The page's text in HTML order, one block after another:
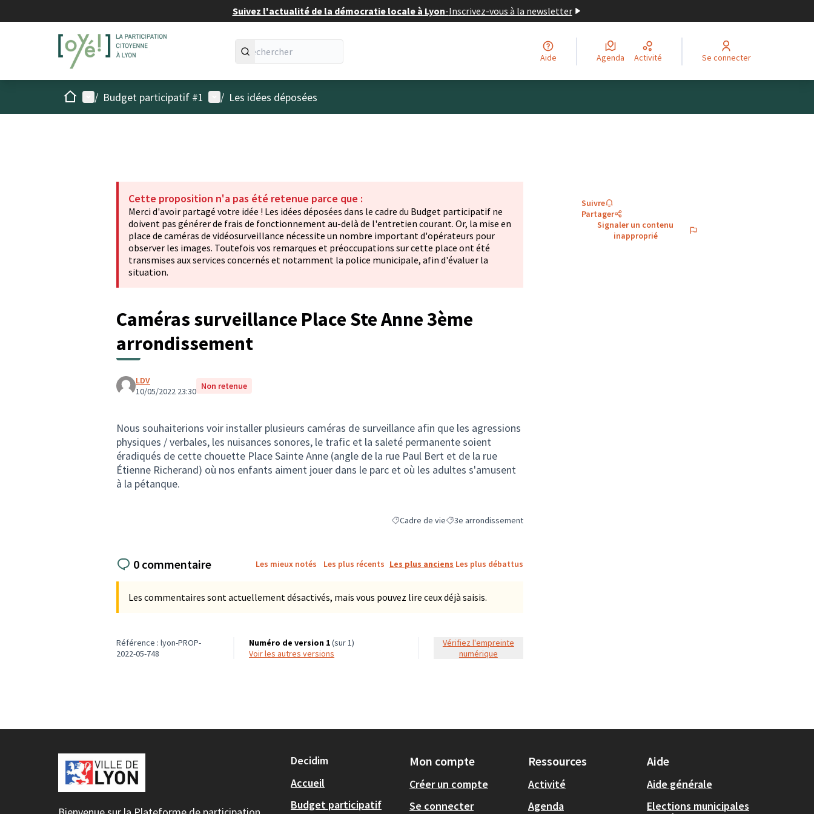
Suivez l'actualité de la démocratie locale à Lyon-Inscrivez-vous à la newsletter
Aide Agenda Activité Se connecter
AccueilMenu principal
/ Budget participatif #1 Menu utilisateur
/ Les idées déposées
Cette proposition n'a pas été retenue parce que :
Merci d'avoir partagé votre idée ! Les idées déposées dans le cadre du Budget participatif ne
doivent pas générer de frais de fonctionnement au-delà de l'entretien courant. Or, la mise en
place de caméras de vidéosurveillance nécessite un nombre important d'opérateurs pour
observer les images. Toutefois vos remarques et préoccupations sur cette place ont été
transmises aux services concernés et notamment la police municipale, afin d'évaluer la
situation.
Caméras surveillance Place Ste Anne 3ème
arrondissement
LDV
10/05/2022 23:30 Non retenue
Nous souhaiterions voir installer plusieurs caméras de surveillance afin que les agressions
physiques / verbales, les nuisances sonores, le trafic et la saleté permanente soient
éradiqués de cette chouette Place Sainte Anne (angle de la rue Paul Bert et de la rue
Étienne Richerand) où nos enfants aiment jouer dans le parc et où les adultes s'amusent
à la pétanque.
Filtrer les résultats de la catégorie : Cadre de vie
Cadre de vieFiltrer les résultats pour la localisation : 3e arrondissement
3e arrondissement
Suivre
Partager
Signaler un contenu
inapproprié
0 commentaire Les mieux notés Les plus récents Les plus anciens Les plus débattus
Les commentaires sont actuellement désactivés, mais vous pouvez lire ceux déjà saisis.
Référence : lyon-PROP-
2022-05-748
Numéro de version 1(sur 1)
voir les autres versions
Vérifiez l'empreinte
numérique
Decidim
Accueil
Budget participatif
Mon compte
Créer un compte
Se connecter
Ressources
Activité
Agenda
Aide
Aide générale
Elections municipales